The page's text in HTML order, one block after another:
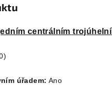
centrálním
úřadem: Ano